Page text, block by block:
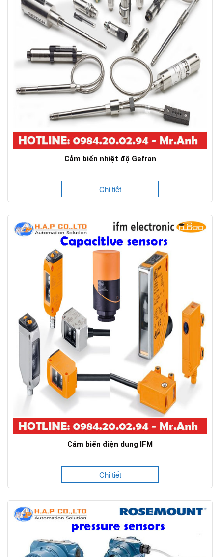
Cảm biến nhiệt độ Gefran
Chi tiết
Cảm biến điện dung IFM
Chi tiết